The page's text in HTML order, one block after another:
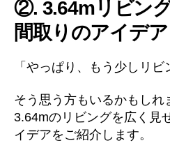
②. 3.64mリビン
間取りのアイデア
「やっぱり、もう少しリビ
そう思う方もいるかもしれ
3.64mのリビングを広く見
イデアをご紹介します。